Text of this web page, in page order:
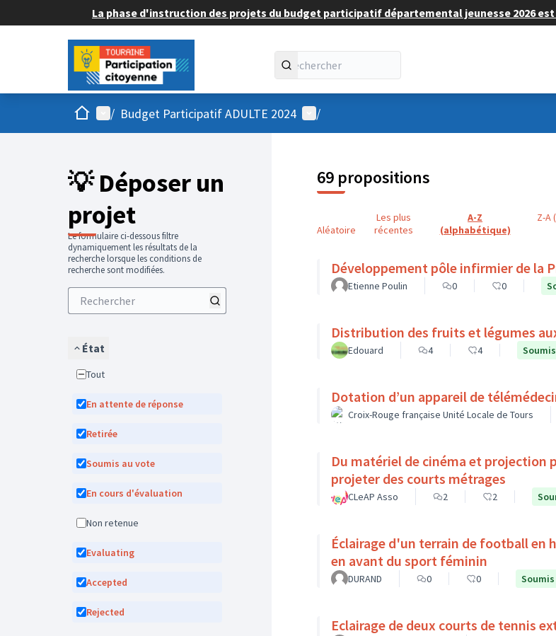
La phase d'instruction des projets du budget participatif départemental jeunesse 2026 est
AccueilMenu principal
/ Budget Participatif ADULTE 2024 Menu utilisateur
/
💡 Déposer un
projet
Le formulaire ci-dessous filtre
dynamiquement les résultats de la
recherche lorsque les conditions de
recherche sont modifiées.
État
Tout
En attente de réponse
Retirée
Soumis au vote
En cours d'évaluation
Non retenue
Evaluating
Accepted
Rejected
69 propositions
Aléatoire
Les plus
récentes
A-Z
(alphabétique)
Z-A
Développement pôle infirmier de la
Etienne Poulin 0 0
Distribution des fruits et légumes
Edouard 4 4
Dotation d’un appareil de
Croix-Rouge française Unité Locale de Tours
Du matériel de cinéma et projection
projeter des courts métrages
CLeAP Asso 2 2
Éclairage d'un terrain de football en
en avant du sport féminin
DURAND 0 0
Eclairage de deux courts de tennis